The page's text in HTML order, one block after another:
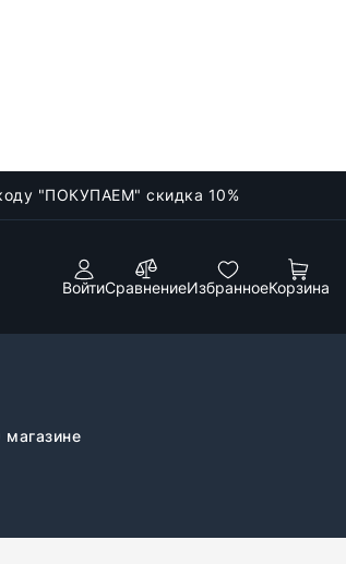
"ПОКУПАЕМ" скидка 10%
ВойтиСравнениеИзбранноеКорзина
магазине